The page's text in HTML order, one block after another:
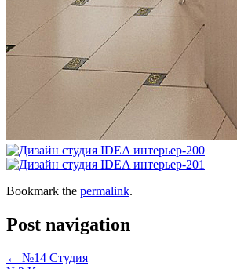
Bookmark the permalink.
Post navigation
← №14 Студия